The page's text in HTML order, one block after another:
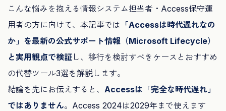
こんな悩みを抱える情報システム担当者・Access保守運
用者の方に向けて、本記事では 「Accessは時代遅れなの
か」を最新の公式サポート情報（Microsoft Lifecycle）
と実用観点で検証 し、移行を検討すべきケースとおすすめ
の代替ツール3選を解説します。
結論を先にお伝えすると、 Accessは「完全な時代遅れ」
ではありません。Access 2024は2029年まで使えます